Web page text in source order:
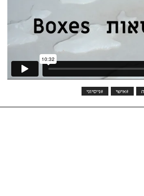
#אישי #ניסיוני